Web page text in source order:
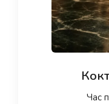
Час